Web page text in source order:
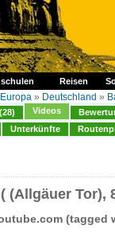
Reisen
Europa » Deutschland »
Videos
Unterkünfte
(Allgäuer Tor),